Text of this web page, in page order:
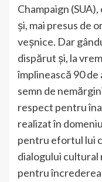
Champaign
și, mai presus de
veșnice. Dar
dispărut și, la
împlinească 90 de
semn de
respect pentru
realizat în
pentru efortul lui
dialogului
pentru